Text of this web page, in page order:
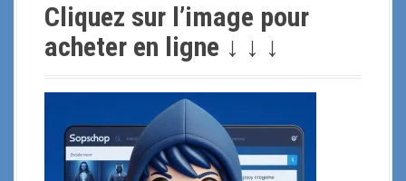
e
c
Cliquez sur l’image pour
acheter en ligne ↓ ↓ ↓